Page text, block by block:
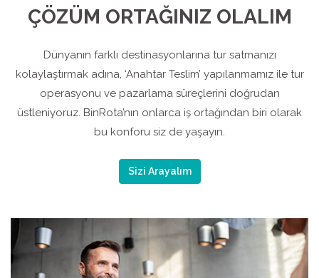
ÇÖZÜM ORTAĞINIZ OLALIM
Dünyanın farklı destinasyonlarına tur satmanızı
kolaylaştırmak adına, ‘Anahtar Teslim’ yapılanmamız ile tur
operasyonu ve pazarlama süreçlerini doğrudan
üstleniyoruz. BinRota’nın onlarca iş ortağından biri olarak
bu konforu siz de yaşayın.
Sizi Arayalım